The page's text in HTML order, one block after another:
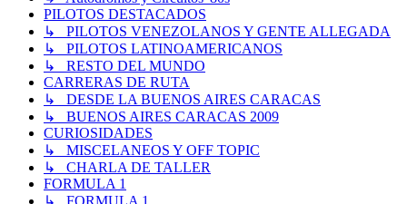
PILOTOS DESTACADOS
↳ PILOTOS VENEZOLANOS Y GENTE ALLEGADA
↳ PILOTOS LATINOAMERICANOS
↳ RESTO DEL MUNDO
CARRERAS DE RUTA
↳ DESDE LA BUENOS AIRES CARACAS
↳ BUENOS AIRES CARACAS 2009
CURIOSIDADES
↳ MISCELANEOS Y OFF TOPIC
↳ CHARLA DE TALLER
FORMULA 1